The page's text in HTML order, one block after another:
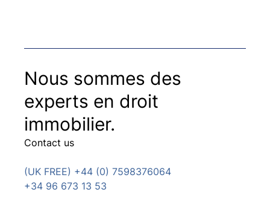
Nous sommes des
experts en droit
immobilier.
Contact us
(UK FREE) +44 (0) 7598376064
+34 96 673 13 53